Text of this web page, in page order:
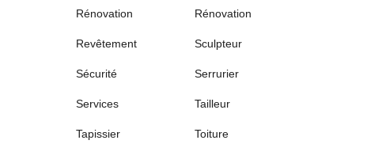
Rénovation Rénovation
Revêtement Sculpteur
Sécurité Serrurier
Services Tailleur
Tapissier Toiture